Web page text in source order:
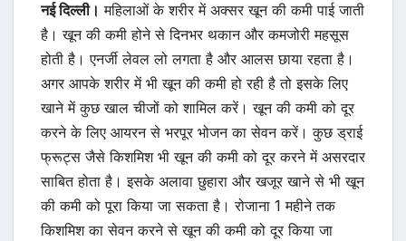
नई दिल्ली। महिलाओं के शरीर में अक्सर खून की कमी पाई जाती
है। खून की कमी होने से दिनभर थकान और कमजोरी महसूस
होती है। एनर्जी लेवल लो लगता है और आलस छाया रहता है।
अगर आपके शरीर में भी खून की कमी हो रही है तो इसके लिए
खाने में कुछ खाल चीजों को शामिल करें। खून की कमी को दूर
करने के लिए आयरन से भरपूर भोजन का सेवन करें। कुछ ड्राई
फ्रूट्स जैसे किशमिश भी खून की कमी को दूर करने में असरदार
साबित होता है। इसके अलावा छुहारा और खजूर खाने से भी खून
की कमी को पूरा किया जा सकता है। रोजाना 1 महीने तक
किशमिश का सेवन करने से खून की कमी को दूर किया जा